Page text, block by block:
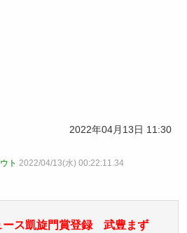
2022年04月13日 11:30
ト 2022/04/13(水) 00:22:11.34
ース凱旋門賞登録 武豊まず